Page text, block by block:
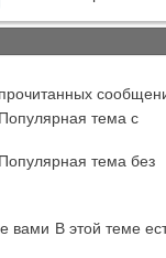
Популярная тема с
Популярная тема без
В этой теме